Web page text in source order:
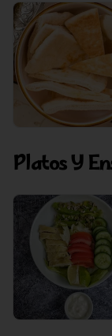
Platos Y